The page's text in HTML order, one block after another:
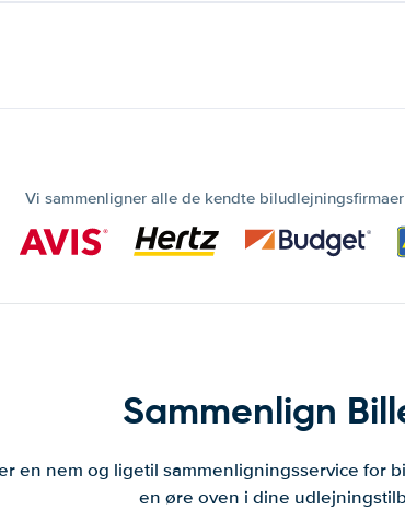
Vi sammenligner alle de kendte
Sammenlign
en nem og ligetil sammenligningsservice for
en øre oven i dine